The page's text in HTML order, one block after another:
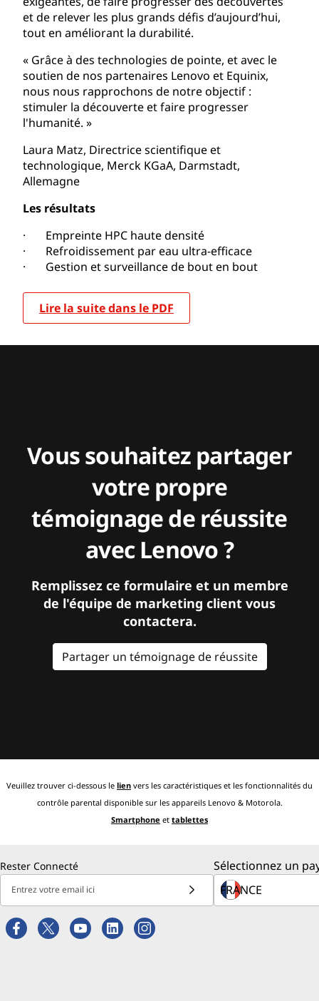
et de relever les plus grands défis d’aujourd’hui,
tout en améliorant la durabilité.
« Grâce à des technologies de pointe, et avec le
soutien de nos partenaires Lenovo et Equinix,
nous nous rapprochons de notre objectif :
stimuler la découverte et faire progresser
l'humanité. »
Laura Matz, Directrice scientifique et
technologique, Merck KGaA, Darmstadt,
Allemagne
Les résultats
· Empreinte HPC haute densité
· Refroidissement par eau ultra-efficace
· Gestion et surveillance de bout en bout
Lire la suite dans le PDF
Vous souhaitez partager
votre propre
témoignage de réussite
avec Lenovo ?
Remplissez ce formulaire et un membre
de l'équipe de marketing client vous
contactera.
Partager un témoignage de réussite
Veuillez trouver ci-dessous le lien vers les caractéristiques et les fonctionnalités du
contrôle parental disponible sur les appareils Lenovo & Motorola.
Smartphone et tablettes
Rester Connecté
Entrez votre email ici
Sélectionnez un